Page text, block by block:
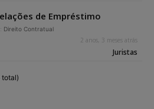
de Empréstimo
Direito Contratual
2 anos, 3 meses atrás
Juristas
total)